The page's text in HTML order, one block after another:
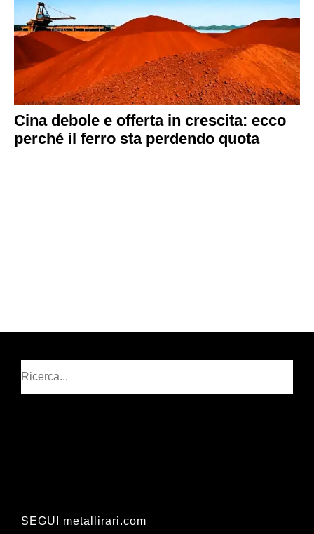
Cina debole e offerta in crescita: ecco
perché il ferro sta perdendo quota
SEGUI metallirari.com